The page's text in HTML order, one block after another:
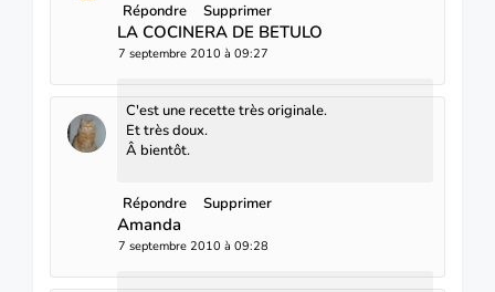
Répondre Supprimer
LA COCINERA DE BETULO
7 septembre 2010 à 09:27
C'est une recette très originale.
Et très doux.
Â bientôt.
Répondre Supprimer
Amanda
7 septembre 2010 à 09:28